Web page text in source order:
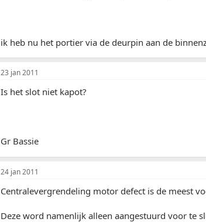
ik heb nu het portier via de deurpin aan de
23 jan 2011
Is het slot niet kapot?
Gr Bassie
24 jan 2011
Centralevergrendeling motor defect is de meest
Deze word namenlijk alleen aangestuurd voor te